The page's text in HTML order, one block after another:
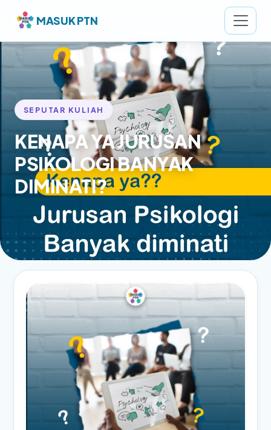
MASUK PTN
SEPUTAR KULIAH
KENAPA YA JURUSAN
PSIKOLOGI BANYAK
DIMINATI?